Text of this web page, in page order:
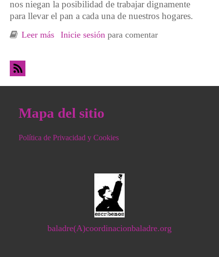
nos niegan la posibilidad de trabajar dignamente
para llevar el pan a cada una de nuestros hogares.
Leer más sobre Plan de Lucha Nacional Por Una Vida
Inicie sesión para comentar
Mapa del sitio
Política de Privacidad y Cookies
baladre(A)coordinacionbaladre.org